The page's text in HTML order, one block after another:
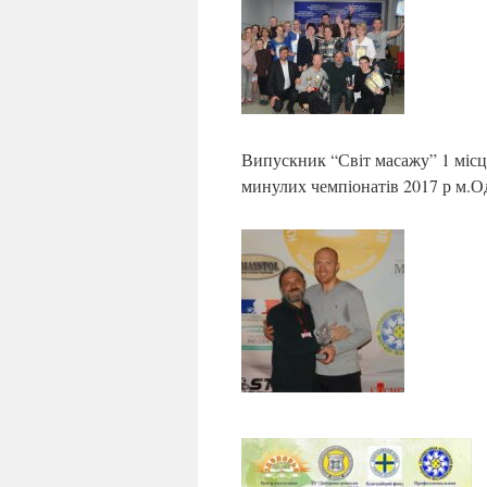
Випускник “Світ масажу” 1
минулих чемпіонатів 2017 р